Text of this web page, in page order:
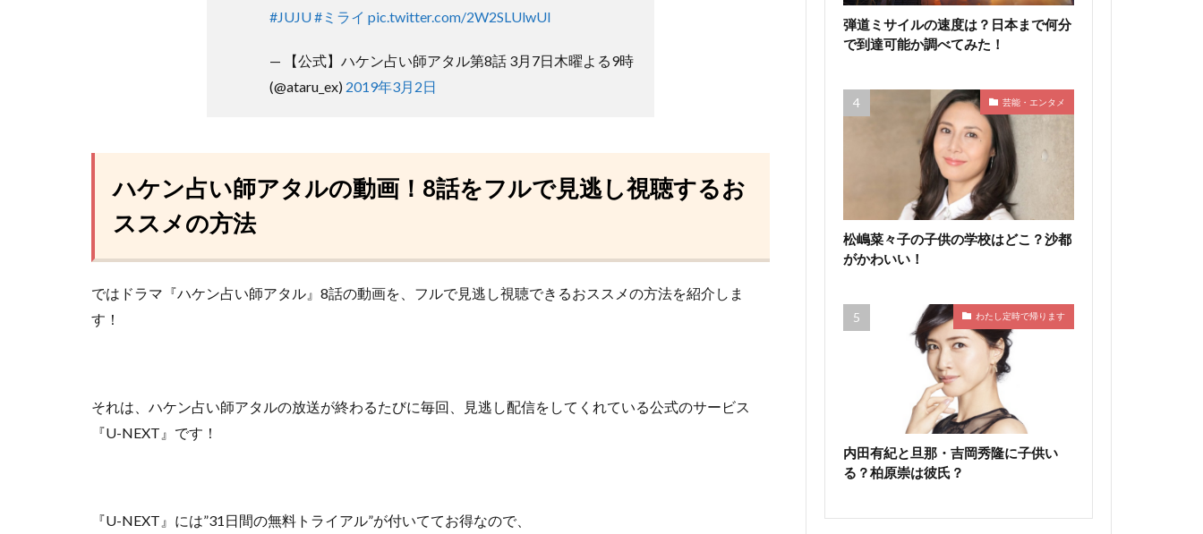
#JUJU#ミライ pic.twitter.com/2W2SLUlwUl
— 【公式】ハケン占い師アタル第8話 3月7日木曜よる9時
(@ataru_ex) 2019年3月2日
ハケン占い師アタルの動画！8話をフルで見逃し視聴するお
ススメの方法
ではドラマ『ハケン占い師アタル』8話の動画を、フルで見逃し視聴できるおススメの方法を紹介しま
す！
それは、ハケン占い師アタルの放送が終わるたびに毎回、見逃し配信をしてくれている公式のサービス
『U-NEXT』 です！
『U-NEXT』には”31日間の無料トライアル”が付いててお得なので、
弾道ミサイルの速度は？日本まで何分
で到達可能か調べてみた！
芸能・エンタメ
松嶋菜々子の子供の学校はどこ？沙都
がかわいい！
わたし定時で帰ります
内田有紀と旦那・吉岡秀隆に子供い
る？柏原崇は彼氏？